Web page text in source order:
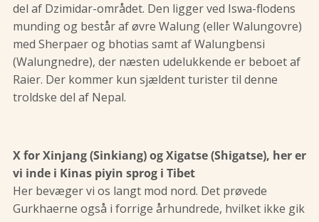
del af Dzimidar-området. Den ligger ved Iswa-flodens
munding og består af øvre Walung (eller Walungovre)
med Sherpaer og bhotias samt af Walungbensi
(Walungnedre), der næsten udelukkende er beboet af
Raier. Der kommer kun sjældent turister til denne
troldske del af Nepal.
X for Xinjang (Sinkiang) og Xigatse (Shigatse), her er
vi inde i Kinas piyin sprog i Tibet
Her bevæger vi os langt mod nord. Det prøvede
Gurkhaerne også i forrige århundrede, hvilket ikke gik